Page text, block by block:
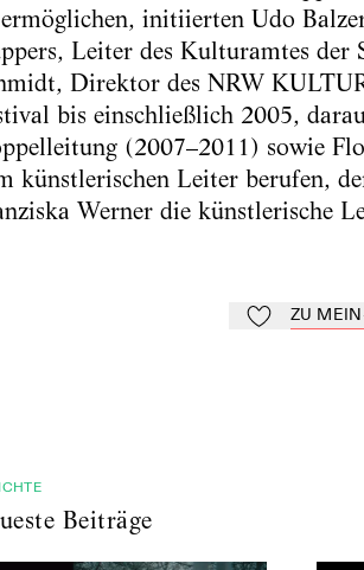
initiierten Udo
Leiter des Kulturamtes
Direktor des NRW
bis einschließlich 2005,
(2007–2011) sowie
künstlerischen Leiter berufen,
Werner die künstlerische
Zu Mein-TdZ
ZU
Beiträge